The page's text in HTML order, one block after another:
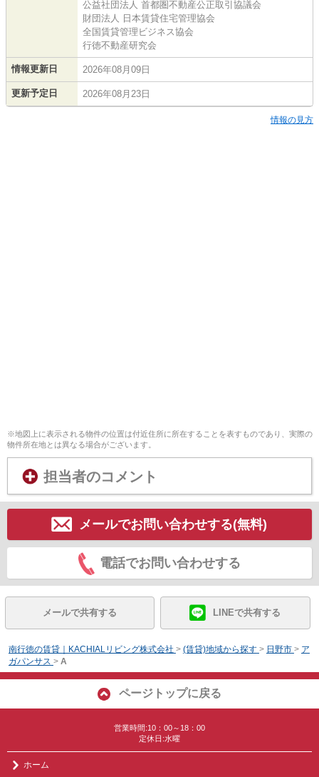
公益社団法人 首都圏不動産公正取引協議会
財団法人 日本賃貸住宅管理協会
全国賃貸管理ビジネス協会
行徳不動産研究会
情報更新日 2026年08月09日
更新予定日 2026年08月23日
情報の見方
※地図上に表示される物件の位置は付近住所に所在することを表すものであり、実際の
物件所在地とは異なる場合がございます。
担当者のコメント
メールでお問い合わせする(無料)
電話でお問い合わせする
メールで共有する LINEで共有する
南行徳の賃貸｜KACHIALリビング株式会社 > (賃貸)地域から探す > 日野市 > ア
ガパンサス > A
ページトップに戻る
営業時間:10：00～18：00
定休日:水曜
ホーム